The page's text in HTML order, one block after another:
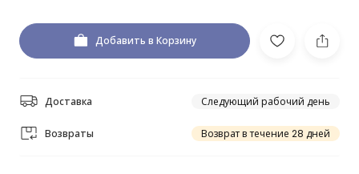
Добавить в Корзину
Доставка Следующий рабочий день
Возвраты Возврат в течение 28 дней